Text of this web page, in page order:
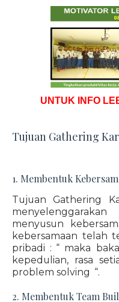
UNTUK INFO
Tujuan Gathering
1. Membentuk
Tujuan Gathering
menyusun
kebersamaan telah
pribadi : “ maka
kepedulian, rasa
problem solving “.
2. Membentuk Team